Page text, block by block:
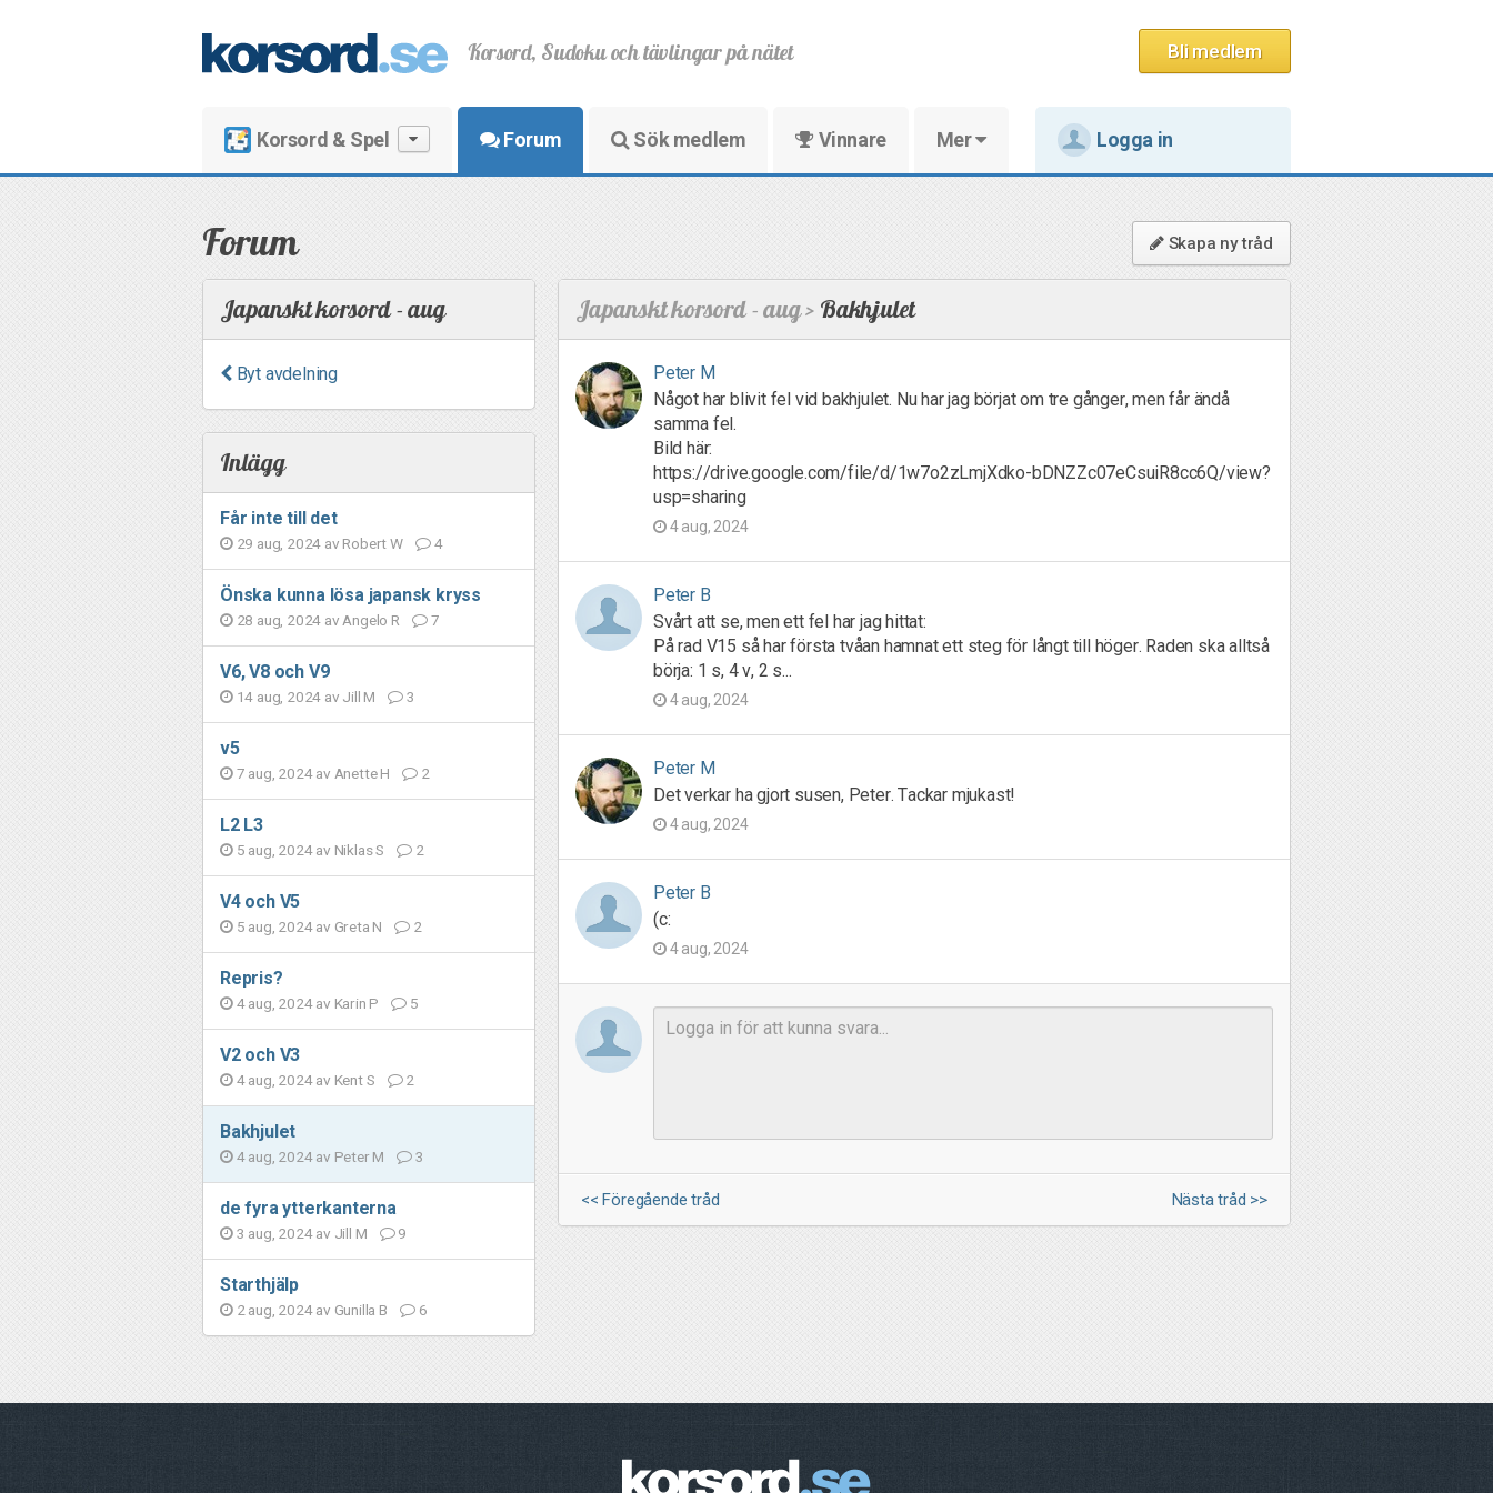
Bli medlem
Korsord, Sudoku och tävlingar på nätet
Korsord & Spel Forum Sök medlem Vinnare Mer Logga in
Skapa ny tråd
Forum
Japanskt korsord - aug
Byt avdelning
Inlägg
Får inte till det
29 aug, 2024 av Robert W 4
Önska kunna lösa japansk kryss
28 aug, 2024 av Angelo R 7
V6, V8 och V9
14 aug, 2024 av Jill M 3
v5
7 aug, 2024 av Anette H 2
L2 L3
5 aug, 2024 av Niklas S 2
V4 och V5
5 aug, 2024 av Greta N 2
Repris?
4 aug, 2024 av Karin P 5
V2 och V3
4 aug, 2024 av Kent S 2
Bakhjulet
4 aug, 2024 av Peter M 3
de fyra ytterkanterna
3 aug, 2024 av Jill M 9
Starthjälp
2 aug, 2024 av Gunilla B 6
Japanskt korsord - aug > Bakhjulet
Peter M
Något har blivit fel vid bakhjulet. Nu har jag börjat om tre gånger, men får ändå
samma fel.
Bild här:
https://drive.google.com/file/d/1w7o2zLmjXdko-bDNZZc07eCsuiR8cc6Q/view?
usp=sharing
4 aug, 2024
Peter B
Svårt att se, men ett fel har jag hittat:
På rad V15 så har första tvåan hamnat ett steg för långt till höger. Raden ska alltså
börja: 1 s, 4 v, 2 s...
4 aug, 2024
Peter M
Det verkar ha gjort susen, Peter. Tackar mjukast!
4 aug, 2024
Peter B
(c:
4 aug, 2024
<< Föregående tråd Nästa tråd >>